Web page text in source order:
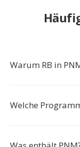
Warum RB in
Welche